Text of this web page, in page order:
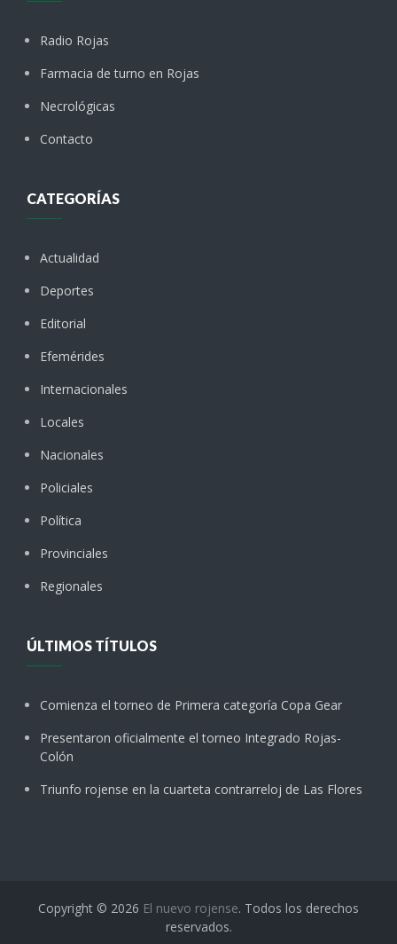
Radio Rojas
Farmacia de turno en Rojas
Necrológicas
Contacto
CATEGORÍAS
Actualidad
Deportes
Editorial
Efemérides
Internacionales
Locales
Nacionales
Policiales
Política
Provinciales
Regionales
ÚLTIMOS TÍTULOS
Comienza el torneo de Primera categoría Copa Gear
Presentaron oficialmente el torneo Integrado Rojas-
Colón
Triunfo rojense en la cuarteta contrarreloj de Las Flores
Copyright © 2026 El nuevo rojense. Todos los derechos
reservados.